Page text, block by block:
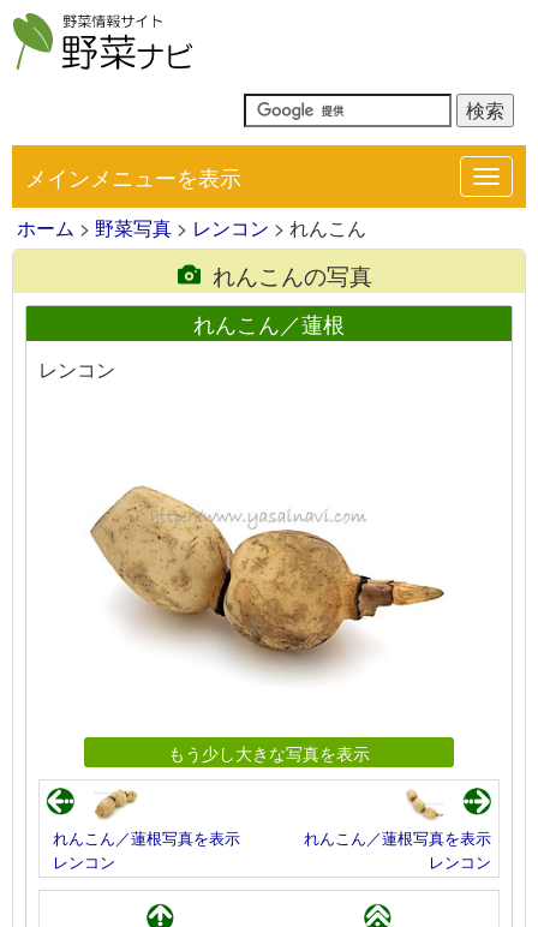
メインメニューを表示
ホーム > 野菜写真 > レンコン > れんこん
れんこんの写真
れんこん／蓮根
レンコン
もう少し大きな写真を表示
れんこん／蓮根写真を表示
レンコン
れんこん／蓮根写真を表示
レンコン